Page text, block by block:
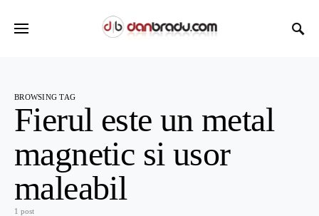
BROWSING TAG
Fierul este un metal
magnetic si usor
maleabil
1 post